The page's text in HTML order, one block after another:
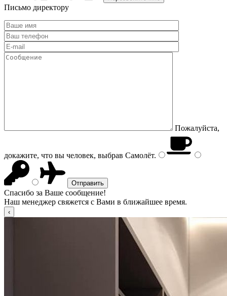
Письмо директору
Пожалуйста,
докажите, что вы человек, выбрав Самолёт.
Спасибо за Ваше сообщение!
Наш менеджер свяжется с Вами в ближайшее время.